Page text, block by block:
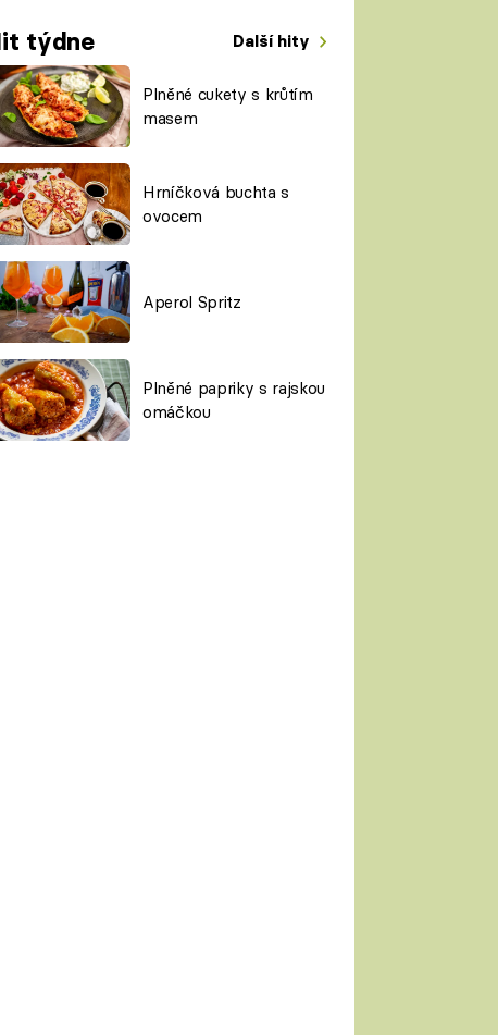
týdne Další hity
Plněné cukety s krůtím
masem
Hrníčková buchta s
ovocem
Aperol Spritz
Plněné papriky s rajskou
omáčkou